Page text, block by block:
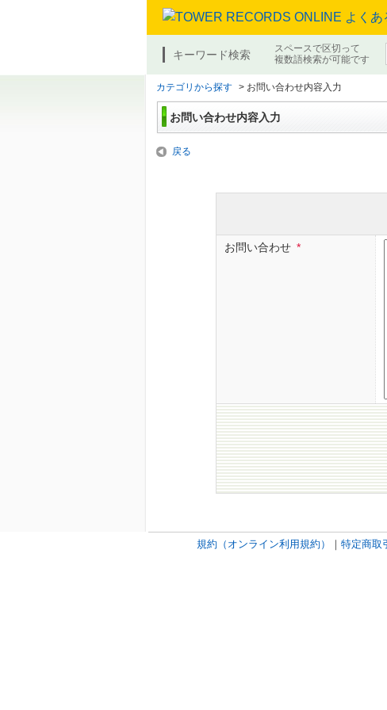
キーワード検索
スペースで区切って
複数語検索が可能です
カテゴリから探す > お問い合わせ内容入力
お問い合わせ内容入力
戻る
お問い合わせ *
規約（オンライン利用規約） ｜ 特定商取